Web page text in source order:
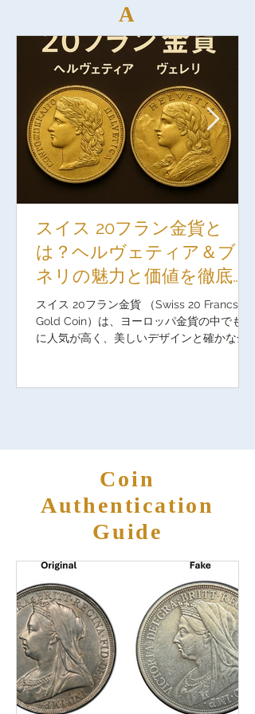
A
スイス 20フラン金貨と
は？ヘルヴェティア＆ブレ
ネリの魅力と価値を徹底解
説
スイス 20フラン金貨 （Swiss 20 Francs
Gold Coin）は、ヨーロッパ金貨の中でも特
に人気が高く、美しいデザインと確かな金
Coin
Authentication
Guide